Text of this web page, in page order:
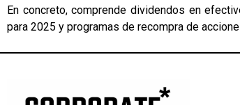
En concreto, comprende dividendos en
para 2025 y programas de recompra de